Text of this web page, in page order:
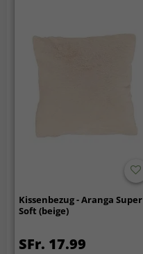
Kissenbezug - Aranga Super
Soft (beige)
SFr. 17.99